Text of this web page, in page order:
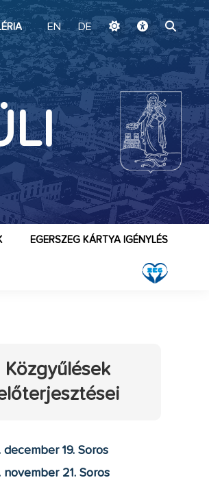
ugrás a fő tartalomhoz
EN DE
EGERSZEG KÁRTYA IGÉNYLÉS
Közgyűlések
december 19. Soros
november 21. Soros